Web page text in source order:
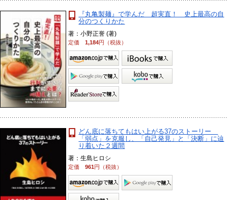
『丸亀製麺』で学んだ 超実直！ 史上最高の自
分のつくりかた
著：小野正誉 (著)
定価1,184円（税抜）
どん底に落ちてもはい上がる37のストーリー
「弱点」を克服し、「自己発見」と「決断」に辿
り着いた２週間
著：生島ヒロシ
定価961円（税抜）